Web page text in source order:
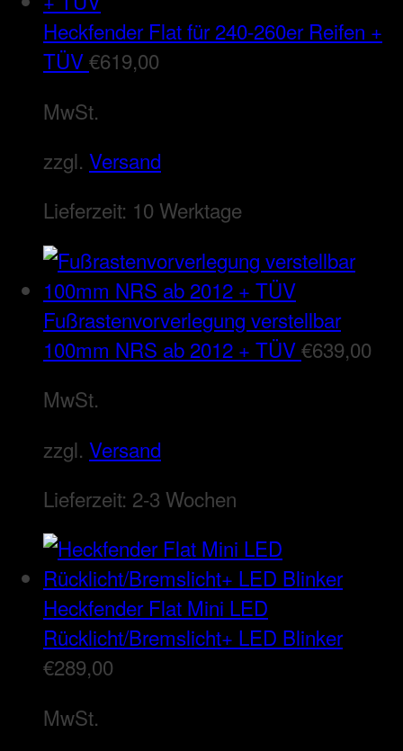
Heckfender Flat für 240-260er Reifen +
TÜV€619,00
MwSt.
zzgl. Versand
Lieferzeit: 10 Werktage
Fußrastenvorverlegung verstellbar
100mm NRS ab 2012 + TÜV€639,00
MwSt.
zzgl. Versand
Lieferzeit: 2-3 Wochen
Heckfender Flat Mini LED
Rücklicht/Bremslicht+ LED Blinker
€289,00
MwSt.